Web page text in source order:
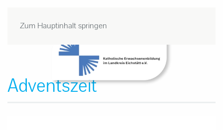
Zum Hauptinhalt springen
Adventszeit